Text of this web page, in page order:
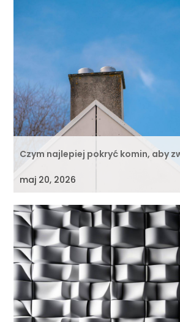
Czym najlepiej pokryć komin, aby
maj 20, 2026